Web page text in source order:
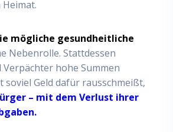
mögliche gesundheitliche
Nebenrolle. Stattdessen
hohe Summen
soviel Geld dafür rausschmeißt,
– mit dem Verlust ihrer